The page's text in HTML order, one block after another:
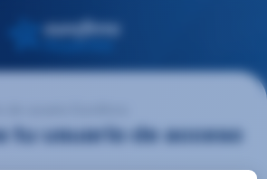
tu usuario de acceso